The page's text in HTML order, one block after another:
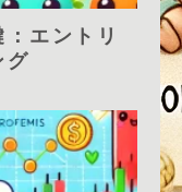
エントリ
グ